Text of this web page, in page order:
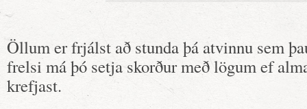
Öllum er frjálst að stunda þá atvinnu sem
frelsi má þó setja skorður með lögum ef
krefjast.